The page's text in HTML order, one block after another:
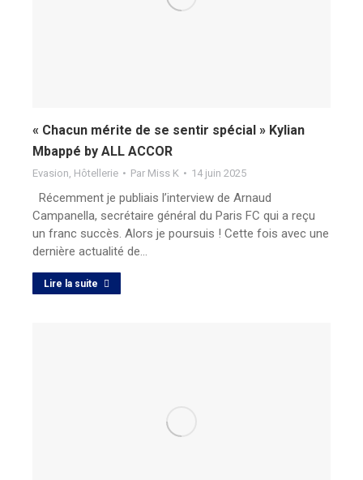
« Chacun mérite de se sentir spécial » Kylian
Mbappé by ALL ACCOR
Evasion, Hôtellerie Par Miss K 14 juin 2025
Récemment je publiais l’interview de Arnaud
Campanella, secrétaire général du Paris FC qui a reçu
un franc succès. Alors je poursuis ! Cette fois avec une
dernière actualité de…
Lire la suite